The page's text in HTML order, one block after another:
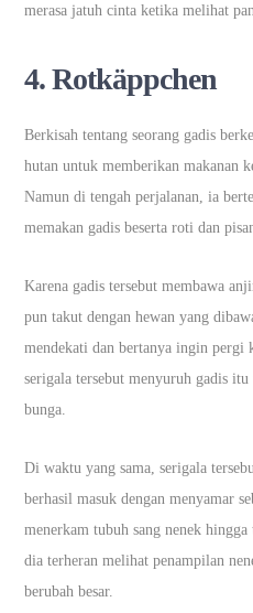
merasa jatuh cinta ketika melihat
4. Rotkäppchen
Berkisah tentang seorang gadis
hutan untuk memberikan makanan
Namun di tengah perjalanan, ia
memakan gadis beserta roti dan
Karena gadis tersebut membawa
pun takut dengan hewan yang
mendekati dan bertanya ingin pergi
serigala tersebut menyuruh gadis
bunga.
Di waktu yang sama, serigala
berhasil masuk dengan menyamar
menerkam tubuh sang nenek
dia terheran melihat penampilan
berubah besar.